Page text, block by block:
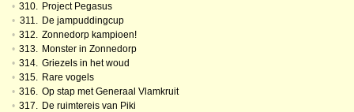
• 310. Project Pegasus
• 311. De jampuddingcup
• 312. Zonnedorp kampioen!
• 313. Monster in Zonnedorp
• 314. Griezels in het woud
• 315. Rare vogels
• 316. Op stap met Generaal Vlamkruit
• 317. De ruimtereis van Piki